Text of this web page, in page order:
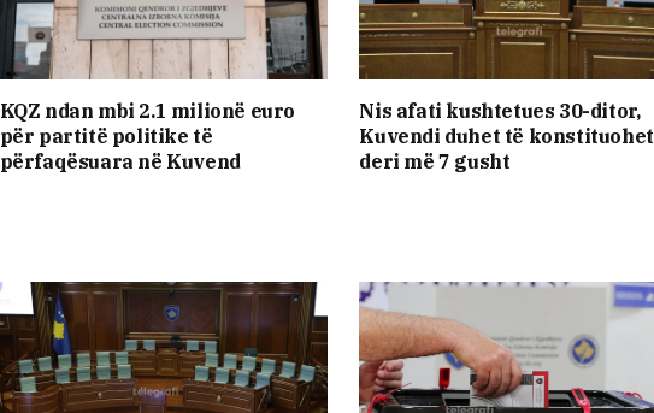
KQZ ndan mbi 2.1 milionë euro
për partitë politike të
përfaqësuara në Kuvend
Nis afati kushtetues 30-ditor,
Kuvendi duhet të konstituohet
deri më 7 gusht